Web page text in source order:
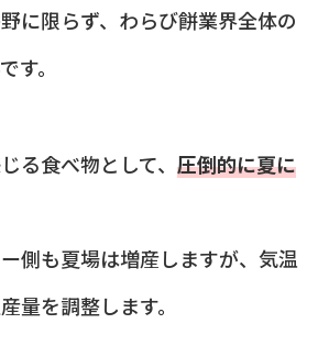
に限らず、わらび餅業界全体の
す。
る食べ物として、 圧倒的に夏に
側も夏場は増産しますが、気温
量を調整します。